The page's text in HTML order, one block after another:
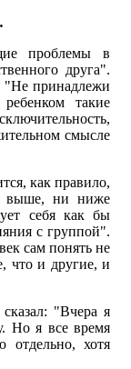
проблемы в
друга".
"Не принадлежи
такие
смысле
как правило,
выше, ни ниже
себя как бы
с группой".
сам понять не
что и другие, и
"Вчера я
Но я все время
хотя